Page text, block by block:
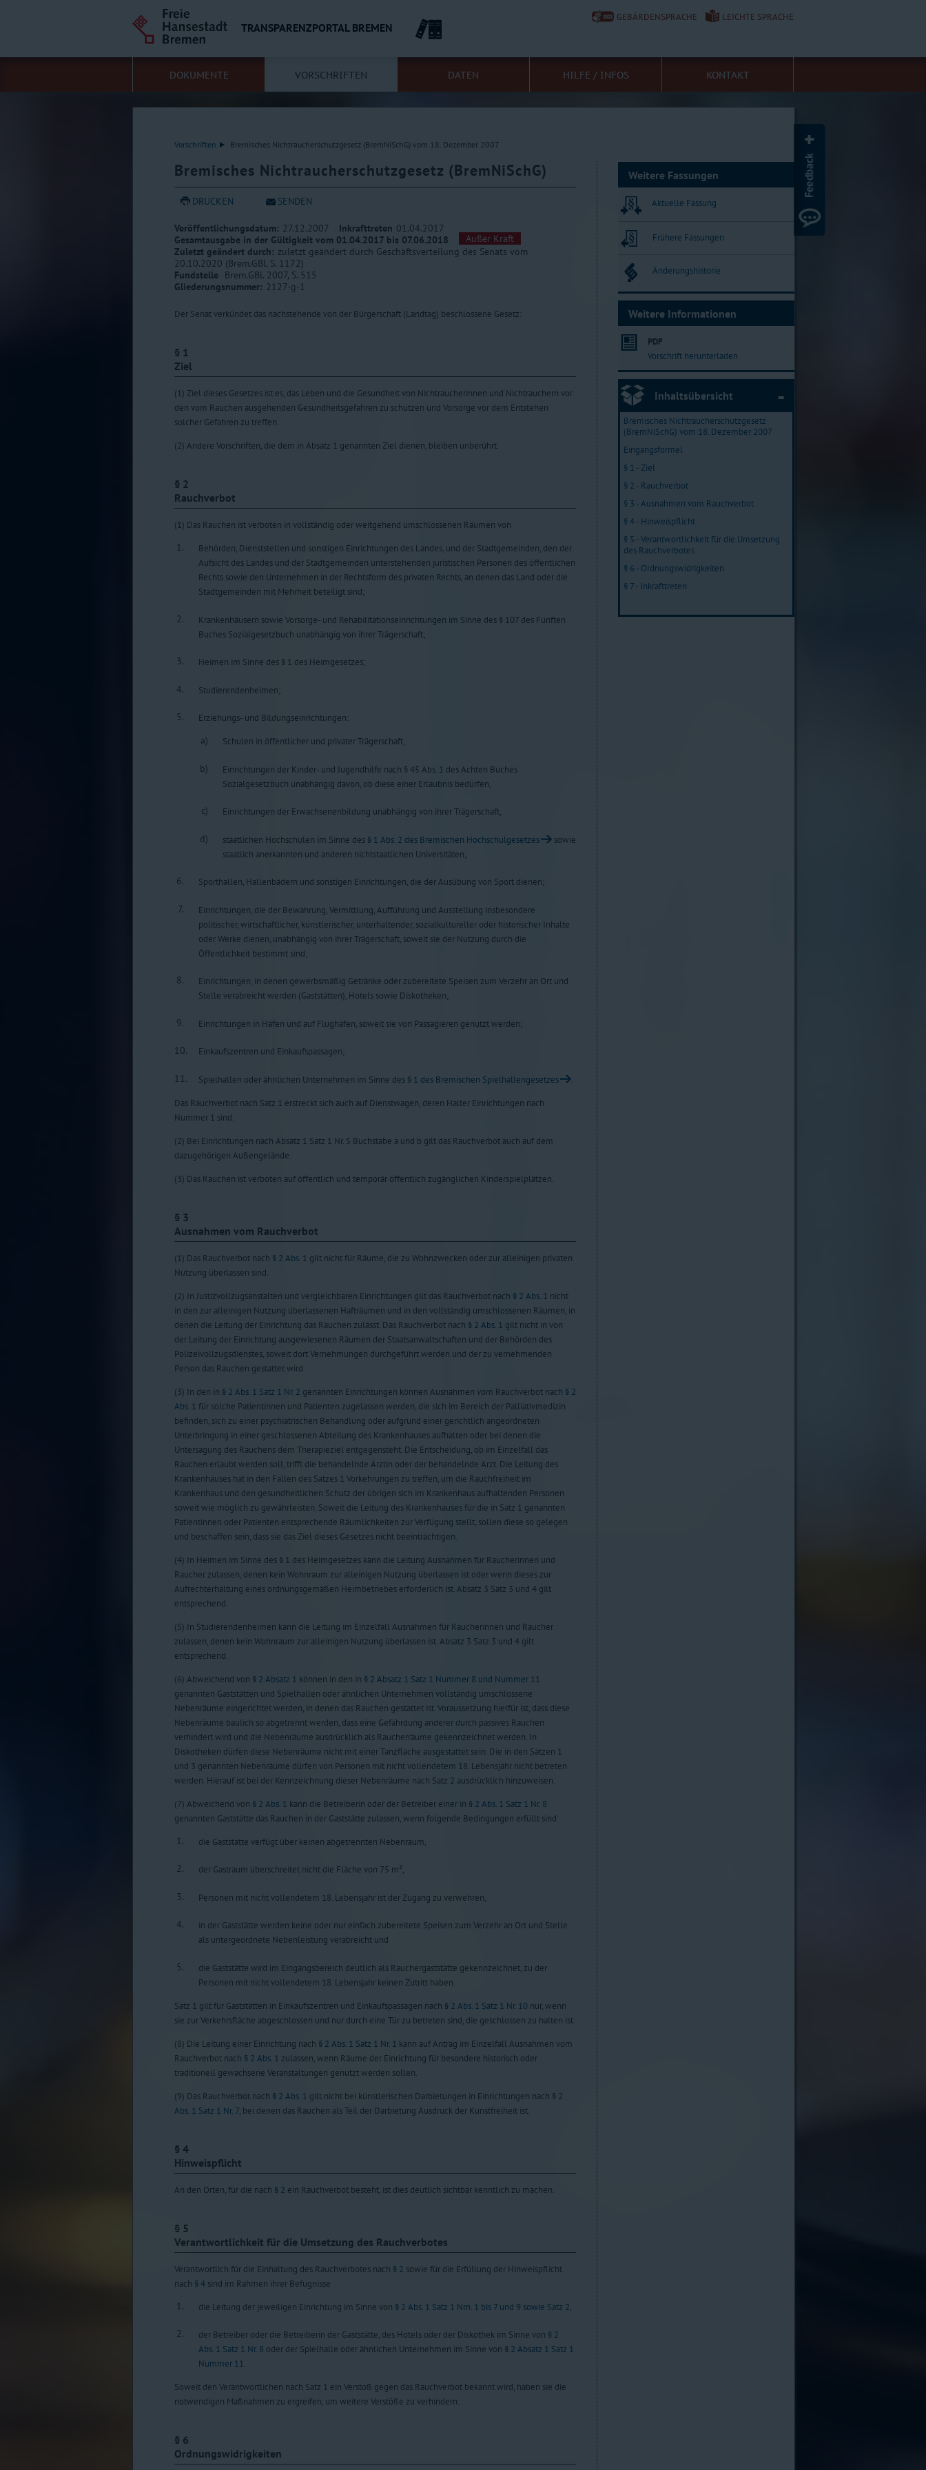
TRANSPARENZPORTAL BREMEN
GEBÄRDENSPRACHE LEICHTE SPRACHE
DOKUMENTE VORSCHRIFTEN DATEN HILFE / INFOS KONTAKT
Vorschriften Bremisches Nichtraucherschutzgesetz (BremNiSchG) vom 18. Dezember 2007
Bremisches Nichtraucherschutzgesetz (BremNiSchG)
DRUCKEN SENDEN
Veröffentlichungsdatum: 27.12.2007 Inkrafttreten 01.04.2017
Gesamtausgabe in der Gültigkeit vom 01.04.2017 bis 07.06.2018
Außer Kraft
Zuletzt geändert durch: zuletzt geändert durch Geschäftsverteilung des Senats vom
20.10.2020 (Brem.GBl. S. 1172)
Fundstelle
Brem.GBl. 2007, S. 515
Gliederungsnummer: 2127-g-1
Der Senat verkündet das nachstehende von der Bürgerschaft (Landtag) beschlossene Gesetz:
§ 1
Ziel
(1) Ziel dieses Gesetzes ist es, das Leben und die Gesundheit von Nichtraucherinnen und Nichtrauchern vor
den vom Rauchen ausgehenden Gesundheitsgefahren zu schützen und Vorsorge vor dem Entstehen
solcher Gefahren zu treffen.
(2) Andere Vorschriften, die dem in Absatz 1 genannten Ziel dienen, bleiben unberührt.
§ 2
Rauchverbot
(1) Das Rauchen ist verboten in vollständig oder weitgehend umschlossenen Räumen von
1.
Behörden, Dienststellen und sonstigen Einrichtungen des Landes, und der Stadtgemeinden, den der
Aufsicht des Landes und der Stadtgemeinden unterstehenden juristischen Personen des öffentlichen
Rechts sowie den Unternehmen in der Rechtsform des privaten Rechts, an denen das Land oder die
Stadtgemeinden mit Mehrheit beteiligt sind;
2.
Krankenhäusern sowie Vorsorge- und Rehabilitationseinrichtungen im Sinne des § 107 des Fünften
Buches Sozialgesetzbuch unabhängig von ihrer Trägerschaft;
3. Heimen im Sinne des § 1 des Heimgesetzes;
4. Studierendenheimen;
5. Erziehungs- und Bildungseinrichtungen:
a) Schulen in öffentlicher und privater Trägerschaft,
b)
Einrichtungen der Kinder- und Jugendhilfe nach § 45 Abs. 1 des Achten Buches
Sozialgesetzbuch unabhängig davon, ob diese einer Erlaubnis bedürfen,
c) Einrichtungen der Erwachsenenbildung unabhängig von ihrer Trägerschaft,
d) staatlichen Hochschulen im Sinne des § 1 Abs. 2 des Bremischen Hochschulgesetzes
sowie
staatlich anerkannten und anderen nichtstaatlichen Universitäten;
6. Sporthallen, Hallenbädern und sonstigen Einrichtungen, die der Ausübung von Sport dienen;
7.
Einrichtungen, die der Bewahrung, Vermittlung, Aufführung und Ausstellung insbesondere
politischer, wirtschaftlicher, künstlerischer, unterhaltender, sozialkultureller oder historischer Inhalte
oder Werke dienen, unabhängig von ihrer Trägerschaft, soweit sie der Nutzung durch die
Öffentlichkeit bestimmt sind;
8.
Einrichtungen, in denen gewerbsmäßig Getränke oder zubereitete Speisen zum Verzehr an Ort und
Stelle verabreicht werden (Gaststätten), Hotels sowie Diskotheken;
9. Einrichtungen in Häfen und auf Flughäfen, soweit sie von Passagieren genutzt werden;
10. Einkaufszentren und Einkaufspassagen;
11. Spielhallen oder ähnlichen Unternehmen im Sinne des § 1 des Bremischen Spielhallengesetzes
.
Das Rauchverbot nach Satz 1 erstreckt sich auch auf Dienstwagen, deren Halter Einrichtungen nach
Nummer 1 sind.
(2) Bei Einrichtungen nach Absatz 1 Satz 1 Nr. 5 Buchstabe a und b gilt das Rauchverbot auch auf dem
dazugehörigen Außengelände.
(3) Das Rauchen ist verboten auf öffentlich und temporär öffentlich zugänglichen Kinderspielplätzen.
§ 3
Ausnahmen vom Rauchverbot
(1) Das Rauchverbot nach § 2 Abs. 1 gilt nicht für Räume, die zu Wohnzwecken oder zur alleinigen privaten
Nutzung überlassen sind.
(2) In Justizvollzugsanstalten und vergleichbaren Einrichtungen gilt das Rauchverbot nach § 2 Abs. 1 nicht
in den zur alleinigen Nutzung überlassenen Hafträumen und in den vollständig umschlossenen Räumen, in
denen die Leitung der Einrichtung das Rauchen zulässt. Das Rauchverbot nach § 2 Abs. 1 gilt nicht in von
der Leitung der Einrichtung ausgewiesenen Räumen der Staatsanwaltschaften und der Behörden des
Polizeivollzugsdienstes, soweit dort Vernehmungen durchgeführt werden und der zu vernehmenden
Person das Rauchen gestattet wird.
(3) In den in § 2 Abs. 1 Satz 1 Nr. 2 genannten Einrichtungen können Ausnahmen vom Rauchverbot nach § 2
Abs. 1 für solche Patientinnen und Patienten zugelassen werden, die sich im Bereich der Palliativmedizin
befinden, sich zu einer psychiatrischen Behandlung oder aufgrund einer gerichtlich angeordneten
Unterbringung in einer geschlossenen Abteilung des Krankenhauses aufhalten oder bei denen die
Untersagung des Rauchens dem Therapieziel entgegensteht. Die Entscheidung, ob im Einzelfall das
Rauchen erlaubt werden soll, trifft die behandelnde Ärztin oder der behandelnde Arzt. Die Leitung des
Krankenhauses hat in den Fällen des Satzes 1 Vorkehrungen zu treffen, um die Rauchfreiheit im
Krankenhaus und den gesundheitlichen Schutz der übrigen sich im Krankenhaus aufhaltenden Personen
soweit wie möglich zu gewährleisten. Soweit die Leitung des Krankenhauses für die in Satz 1 genannten
Patientinnen oder Patienten entsprechende Räumlichkeiten zur Verfügung stellt, sollen diese so gelegen
und beschaffen sein, dass sie das Ziel dieses Gesetzes nicht beeinträchtigen.
(4) In Heimen im Sinne des § 1 des Heimgesetzes kann die Leitung Ausnahmen für Raucherinnen und
Raucher zulassen, denen kein Wohnraum zur alleinigen Nutzung überlassen ist oder wenn dieses zur
Aufrechterhaltung eines ordnungsgemäßen Heimbetriebes erforderlich ist. Absatz 3 Satz 3 und 4 gilt
entsprechend.
(5) In Studierendenheimen kann die Leitung im Einzelfall Ausnahmen für Raucherinnen und Raucher
zulassen, denen kein Wohnraum zur alleinigen Nutzung überlassen ist. Absatz 3 Satz 3 und 4 gilt
entsprechend.
(6) Abweichend von § 2 Absatz 1 können in den in § 2 Absatz 1 Satz 1 Nummer 8 und Nummer 11
genannten Gaststätten und Spielhallen oder ähnlichen Unternehmen vollständig umschlossene
Nebenräume eingerichtet werden, in denen das Rauchen gestattet ist. Voraussetzung hierfür ist, dass diese
Nebenräume baulich so abgetrennt werden, dass eine Gefährdung anderer durch passives Rauchen
verhindert wird und die Nebenräume ausdrücklich als Raucherräume gekennzeichnet werden. In
Diskotheken dürfen diese Nebenräume nicht mit einer Tanzfläche ausgestattet sein. Die in den Sätzen 1
und 3 genannten Nebenräume dürfen von Personen mit nicht vollendetem 18. Lebensjahr nicht betreten
werden. Hierauf ist bei der Kennzeichnung dieser Nebenräume nach Satz 2 ausdrücklich hinzuweisen.
(7) Abweichend von § 2 Abs. 1 kann die Betreiberin oder der Betreiber einer in § 2 Abs. 1 Satz 1 Nr. 8
genannten Gaststätte das Rauchen in der Gaststätte zulassen, wenn folgende Bedingungen erfüllt sind:
1. die Gaststätte verfügt über keinen abgetrennten Nebenraum,
2. der Gastraum überschreitet nicht die Fläche von 75 m²,
3. Personen mit nicht vollendetem 18. Lebensjahr ist der Zugang zu verwehren,
4.
in der Gaststätte werden keine oder nur einfach zubereitete Speisen zum Verzehr an Ort und Stelle
als untergeordnete Nebenleistung verabreicht und
5.
die Gaststätte wird im Eingangsbereich deutlich als Rauchergaststätte gekennzeichnet, zu der
Personen mit nicht vollendetem 18. Lebensjahr keinen Zutritt haben.
Satz 1 gilt für Gaststätten in Einkaufszentren und Einkaufspassagen nach § 2 Abs. 1 Satz 1 Nr. 10 nur, wenn
sie zur Verkehrsfläche abgeschlossen und nur durch eine Tür zu betreten sind, die geschlossen zu halten ist.
(8) Die Leitung einer Einrichtung nach § 2 Abs. 1 Satz 1 Nr. 1 kann auf Antrag im Einzelfall Ausnahmen vom
Rauchverbot nach § 2 Abs. 1 zulassen, wenn Räume der Einrichtung für besondere historisch oder
traditionell gewachsene Veranstaltungen genutzt werden sollen.
(9) Das Rauchverbot nach § 2 Abs. 1 gilt nicht bei künstlerischen Darbietungen in Einrichtungen nach § 2
Abs. 1 Satz 1 Nr. 7, bei denen das Rauchen als Teil der Darbietung Ausdruck der Kunstfreiheit ist.
§ 4
Hinweispflicht
An den Orten, für die nach § 2 ein Rauchverbot besteht, ist dies deutlich sichtbar kenntlich zu machen.
§ 5
Verantwortlichkeit für die Umsetzung des Rauchverbotes
Verantwortlich für die Einhaltung des Rauchverbotes nach § 2 sowie für die Erfüllung der Hinweispflicht
nach § 4 sind im Rahmen ihrer Befugnisse
1. die Leitung der jeweiligen Einrichtung im Sinne von § 2 Abs. 1 Satz 1 Nrn. 1 bis 7 und 9 sowie Satz 2,
2. der Betreiber oder die Betreiberin der Gaststätte, des Hotels oder der Diskothek im Sinne von § 2
Abs. 1 Satz 1 Nr. 8 oder der Spielhalle oder ähnlichen Unternehmen im Sinne von § 2 Absatz 1 Satz 1
Nummer 11.
Soweit den Verantwortlichen nach Satz 1 ein Verstoß gegen das Rauchverbot bekannt wird, haben sie die
notwendigen Maßnahmen zu ergreifen, um weitere Verstöße zu verhindern.
§ 6
Ordnungswidrigkeiten
Weitere Fassungen
Aktuelle Fassung
Frühere Fassungen
Änderungshistorie
Weitere Informationen
PDF
Vorschrift herunterladen
Inhaltsübersicht
Bremisches Nichtraucherschutzgesetz
(BremNiSchG) vom 18. Dezember 2007
Eingangsformel
§ 1 - Ziel
§ 2 - Rauchverbot
§ 3 - Ausnahmen vom Rauchverbot
§ 4 - Hinweispflicht
§ 5 - Verantwortlichkeit für die Umsetzung
des Rauchverbotes
§ 6 - Ordnungswidrigkeiten
§ 7 - Inkrafttreten